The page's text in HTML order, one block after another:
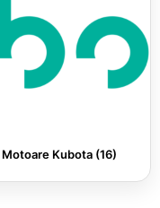
Motoare Kubota (16)